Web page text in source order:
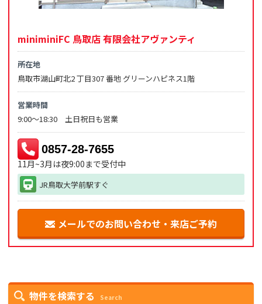
物件を検索する Search
miniminiFC 鳥取店 有限会社アヴァンティ
所在地
鳥取市湖山町北2 丁目307 番地 グリーンハピネス1階
営業時間
9:00～18:30 土日祝日も営業
0857-28-7655
11月~3月は夜9:00まで受付中
JR鳥取大学前駅すぐ
メールでのお問い合わせ・来店ご予約